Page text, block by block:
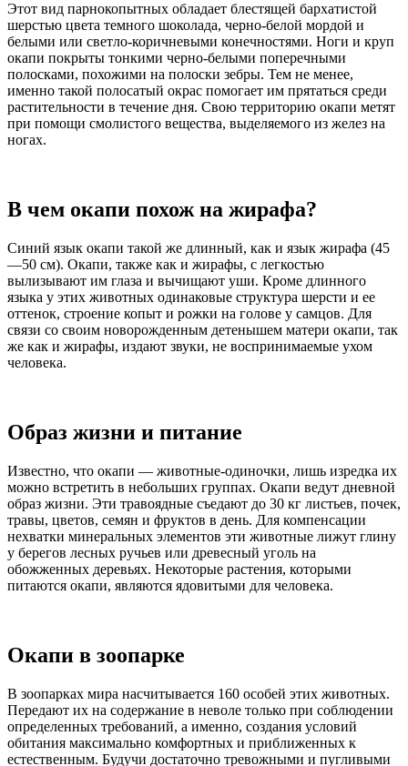
Этот вид парнокопытных обладает блестящей бархатистой
шерстью цвета темного шоколада, черно-белой мордой и
белыми или светло-коричневыми конечностями. Ноги и круп
окапи покрыты тонкими черно-белыми поперечными
полосками, похожими на полоски зебры. Тем не менее,
именно такой полосатый окрас помогает им прятаться среди
растительности в течение дня. Свою территорию окапи метят
при помощи смолистого вещества, выделяемого из желез на
ногах.
В чем окапи похож на жирафа?
Синий язык окапи такой же длинный, как и язык жирафа (45
—50 см). Окапи, также как и жирафы, с легкостью
вылизывают им глаза и вычищают уши. Кроме длинного
языка у этих животных одинаковые структура шерсти и ее
оттенок, строение копыт и рожки на голове у самцов. Для
связи со своим новорожденным детенышем матери окапи, так
же как и жирафы, издают звуки, не воспринимаемые ухом
человека.
Образ жизни и питание
Известно, что окапи — животные-одиночки, лишь изредка их
можно встретить в небольших группах. Окапи ведут дневной
образ жизни. Эти травоядные съедают до 30 кг листьев, почек,
травы, цветов, семян и фруктов в день. Для компенсации
нехватки минеральных элементов эти животные лижут глину
у берегов лесных ручьев или древесный уголь на
обожженных деревьях. Некоторые растения, которыми
питаются окапи, являются ядовитыми для человека.
Окапи в зоопарке
В зоопарках мира насчитывается 160 особей этих животных.
Передают их на содержание в неволе только при соблюдении
определенных требований, а именно, создания условий
обитания максимально комфортных и приближенных к
естественным. Будучи достаточно тревожными и пугливыми